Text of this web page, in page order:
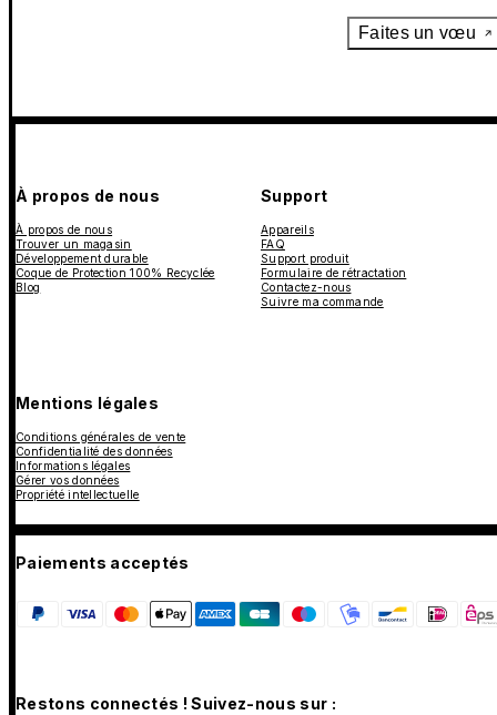
Faites un vœu
À propos de nous
À propos de nous
Trouver un magasin
Développement durable
Coque de Protection 100% Recyclée
Blog
Support
Appareils
FAQ
Support produit
Formulaire de rétractation
Contactez-nous
Suivre ma commande
Mentions légales
Conditions générales de vente
Confidentialité des données
Informations légales
Gérer vos données
Propriété intellectuelle
Paiements acceptés
Restons connectés ! Suivez-nous sur :